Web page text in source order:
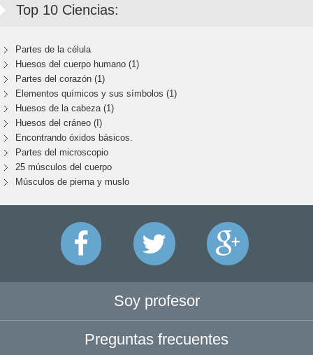
Top 10 Ciencias:
Partes de la célula
Huesos del cuerpo humano (1)
Partes del corazón (1)
Elementos químicos y sus símbolos (1)
Huesos de la cabeza (1)
Huesos del cráneo (I)
Encontrando óxidos básicos.
Partes del microscopio
25 músculos del cuerpo
Músculos de pierna y muslo
Soy profesor
Preguntas frecuentes